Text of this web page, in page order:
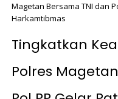
Magetan Bersama TNI dan
Harkamtibmas
Tingkatkan
Polres